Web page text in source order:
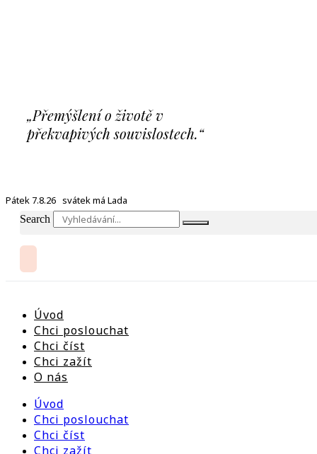
„Přemýšlení o životě v
překvapivých souvislostech.“
Pátek 7.8.26 svátek má Lada
Search
Úvod
Chci poslouchat
Chci číst
Chci zažít
O nás
Úvod
Chci poslouchat
Chci číst
Chci zažít